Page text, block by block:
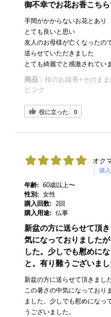
御不幸でお花お香こち
手間がかからないお花とあり
とても良いと思い
友人のお母様が亡くなったの
送らせていただきました
とても綺麗でと感激されてい
商品： 桜のお線香+そのま
ピンク
役に立った 0
オク
購
年齢: 60歳以上〜
性別: 女性
購入回数:
2回
購入用途: 仏事
新盆の方に送らせて頂
気になっておりました
した。少しでも慰めに
と。有り難うございま
新盆の方に送らせて頂きました
この暑さの中気になっており
ました。少しでも慰めになっ
うございました。